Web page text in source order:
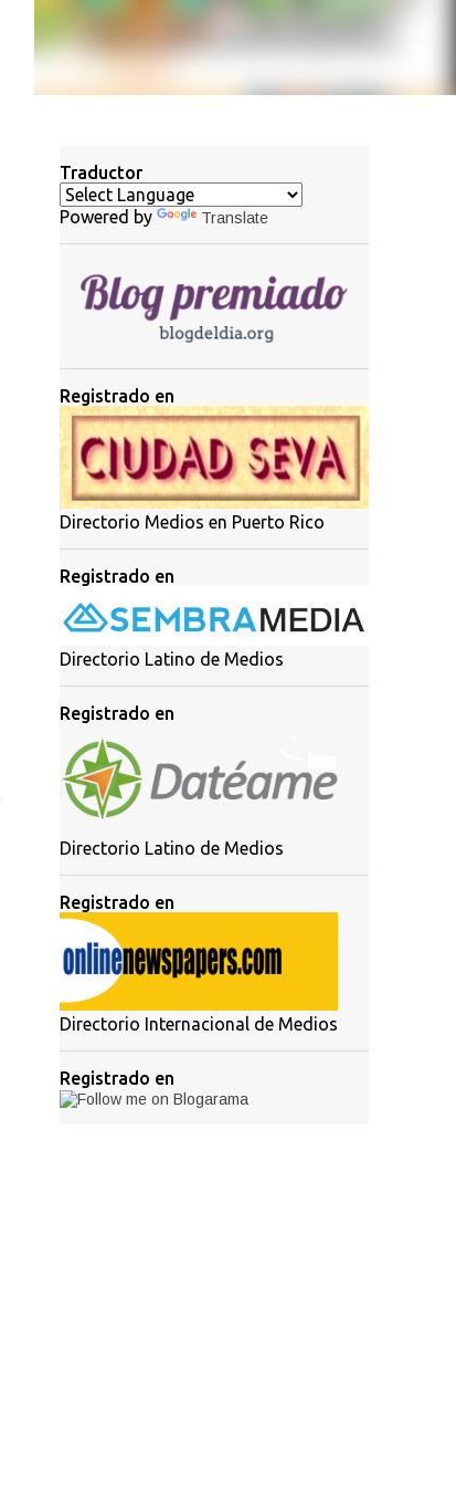
Traductor
Powered by Translate
Registrado en
Directorio Medios en Puerto Rico
Registrado en
Directorio Latino de Medios
Registrado en
Directorio Latino de Medios
Registrado en
Directorio Internacional de Medios
Registrado en